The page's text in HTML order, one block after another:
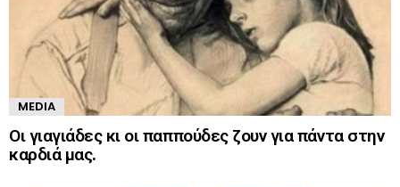
MEDIA
Οι γιαγιάδες κι οι παππούδες ζουν για πάντα στην
καρδιά μας.